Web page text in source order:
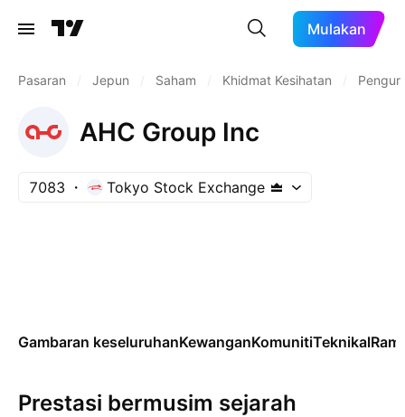
Mulakan
Pasaran Jepun Saham Khidmat Kesihatan
AHC Group Inc
7083 Tokyo Stock Exchange
Gambaran keseluruhanKewanganKomunitiTeknikal
Prestasi bermusim sejarah